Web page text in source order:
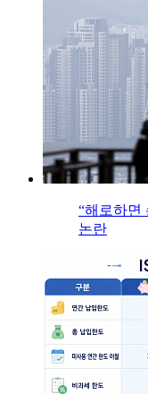
“해로하면
논란